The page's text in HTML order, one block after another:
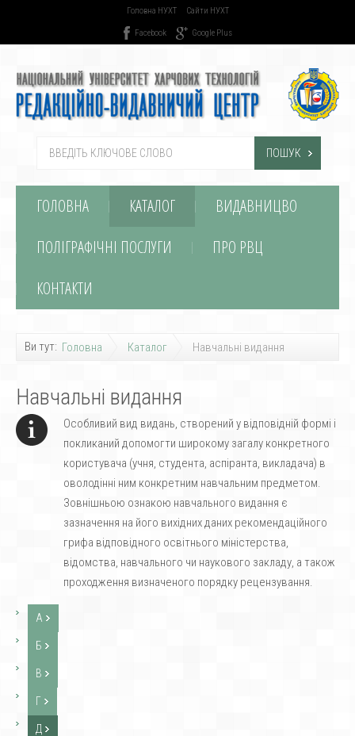
Головна НУХТ Сайти НУХТ
Facebook Google Plus
ПОШУК
ГОЛОВНА КАТАЛОГ
ВИДАВНИЦВО
ПОЛІГРАФІЧНІ ПОСЛУГИ
ПРО РВЦ
КОНТАКТИ
Ви тут: Головна Каталог Навчальні видання
Навчальні видання
Особливий вид видань, створений у відповідній формі і
покликаний допомогти широкому загалу конкретного
користувача (учня, студента, аспіранта, викладача) в
оволодінні ним конкретним навчальним предметом.
Зовнішньою ознакою навчального видання є
зазначення на його вихідних даних рекомендаційного
грифа відповідного освітнього міністерства,
відомства, навчального чи наукового закладу, а також
проходження визначеного порядку рецензування.
А
Б
В
Г
Д